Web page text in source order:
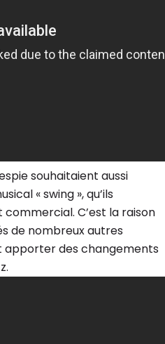
souhaitaient aussi
« swing », qu’ils
C’est la raison
de nombreux autres
apporter des changements